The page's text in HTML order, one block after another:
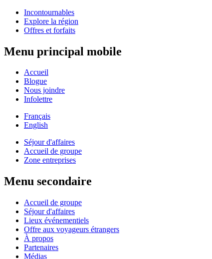
Incontournables
Explore la région
Offres et forfaits
Menu principal mobile
Accueil
Blogue
Nous joindre
Infolettre
Français
English
Séjour d'affaires
Accueil de groupe
Zone entreprises
Menu secondaire
Accueil de groupe
Séjour d'affaires
Lieux événementiels
Offre aux voyageurs étrangers
À propos
Partenaires
Médias